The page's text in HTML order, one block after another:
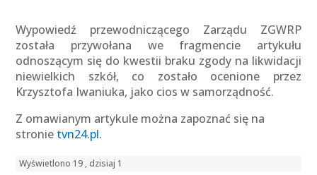
Wypowiedź przewodniczącego Zarządu ZGWRP
została przywołana we fragmencie artykułu
odnoszącym się do kwestii braku zgody na likwidacji
niewielkich szkół, co zostało ocenione przez
Krzysztofa Iwaniuka, jako cios w samorządność.
Z omawianym artykule można zapoznać się na
stronie tvn24.pl.
Wyświetlono 19 , dzisiaj 1